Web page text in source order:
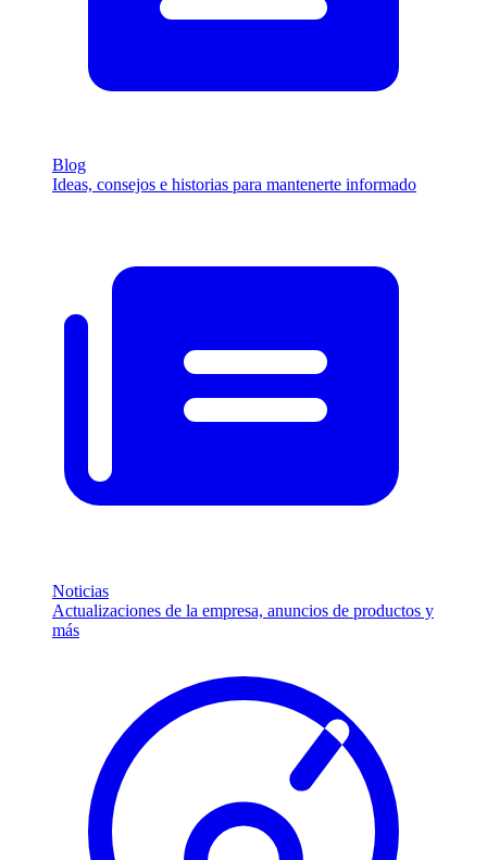
Blog
Ideas, consejos e historias para mantenerte informado
Noticias
Actualizaciones de la empresa, anuncios de productos y
más